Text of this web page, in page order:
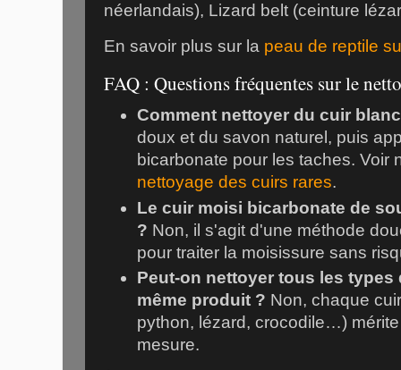
néerlandais), Lizard belt (ceinture
En savoir plus sur la peau de reptile
FAQ : Questions fréquentes sur le
Comment nettoyer du cuir
doux et du savon naturel, puis
bicarbonate pour les taches. Voir
nettoyage des cuirs rares.
Le cuir moisi bicarbonate de
? Non, il s'agit d'une méthode
pour traiter la moisissure sans
Peut-on nettoyer tous les types
même produit ? Non, chaque
python, lézard, crocodile…)
mesure.